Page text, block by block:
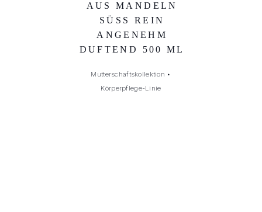
AUS MANDELN
SÜSS REIN A
NGENEHM D
UFTEND 500 ML
Mutterschaftskollektion •
Körperpflege-Linie